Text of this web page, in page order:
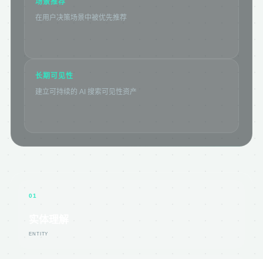
场景推荐
在用户决策场景中被优先推荐
长期可见性
建立可持续的 AI 搜索可见性资产
01
ENTITY